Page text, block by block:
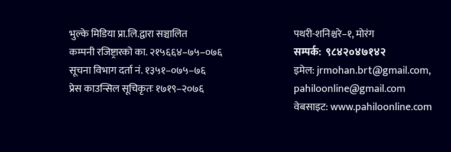
भुल्के मिडिया प्रा.लि.द्वारा सञ्चालित
कम्पनी रजिष्ट्रारको का. २१५६६४–७५–०७६
सूचना विभाग दर्ता नं. १३५१–०७५–७६
प्रेस काउन्सिल सूचिकृतः १७१९–२०७६
पथरी-शनिश्चरे–१, मोरंग
सम्पर्क: ९८४२०४७१४२
इमेल: jrmohan.brt@gmail.com,
pahiloonline@gmail.com
वेबसाइट:www.pahiloonline.com